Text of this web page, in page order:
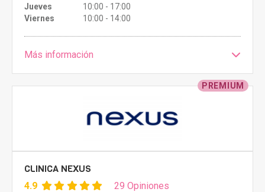
Jueves
10:00 - 17:00
Viernes
10:00 - 14:00
Más información
PREMIUM
CLINICA NEXUS
4.9 29 Opiniones